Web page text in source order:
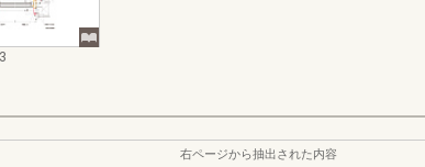
右ページから抽出された内容